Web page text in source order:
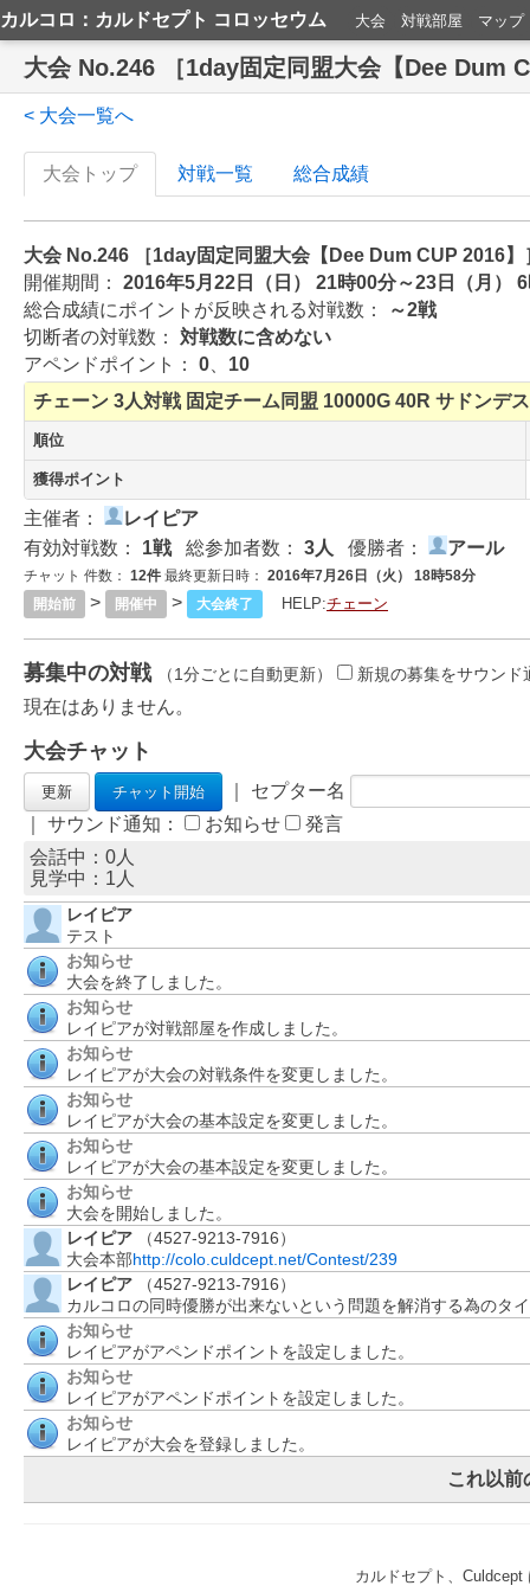
カルコロ：カルドセプト コロッセウム 大会 対戦部屋 マップ
大会 No.246 ［1day固定同盟大会【Dee Dum
< 大会一覧へ
大会トップ 対戦一覧 総合成績
大会 No.246 ［1day固定同盟大会【Dee Dum CUP 2016】
開催期間： 2016年5月22日（日） 21時00分～23日（月）
総合成績にポイントが反映される対戦数：
～2戦
切断者の対戦数： 対戦数に含めない
アペンドポイント： 0
10
チェーン 3人対戦 固定チーム同盟 10000G 40R サドンデ
順位
獲得ポイント
主催者：
レイピア
有効対戦数： 1戦総参加者数： 3人 優勝者： アール
チャット 件数： 12件 最終更新日時： 2016年7月26日（火） 18時58分
開始前
> 開催中 > 大会終了 HELP:チェーン
募集中の対戦 （1分ごとに自動更新） 新規の募集をサウンド
現在はありません。
大会チャット
｜ セプター名
｜ サウンド通知：
お知らせ
発言
会話中：0人
見学中： 1 人
レイピア
テスト
お知らせ
大会を終了しました。
お知らせ
レイピアが対戦部屋を作成しました。
お知らせ
レイピアが大会の対戦条件を変更しました。
お知らせ
レイピアが大会の基本設定を変更しました。
お知らせ
レイピアが大会の基本設定を変更しました。
お知らせ
大会を開始しました。
レイピア
（4527-9213-7916）
大会本部 http://colo.culdcept.net/Contest/239
レイピア
（4527-9213-7916）
カルコロの同時優勝が出来ないという問題を解消する為のタ
お知らせ
レイピアがアペンドポイントを設定しました。
お知らせ
レイピアがアペンドポイントを設定しました。
お知らせ
レイピアが大会を登録しました。
これ以前
カルドセプト、